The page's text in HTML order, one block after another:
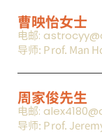
曹映怡女士
电邮:
导师: Prof. Man
周家俊先生
电邮:
导师: Prof.